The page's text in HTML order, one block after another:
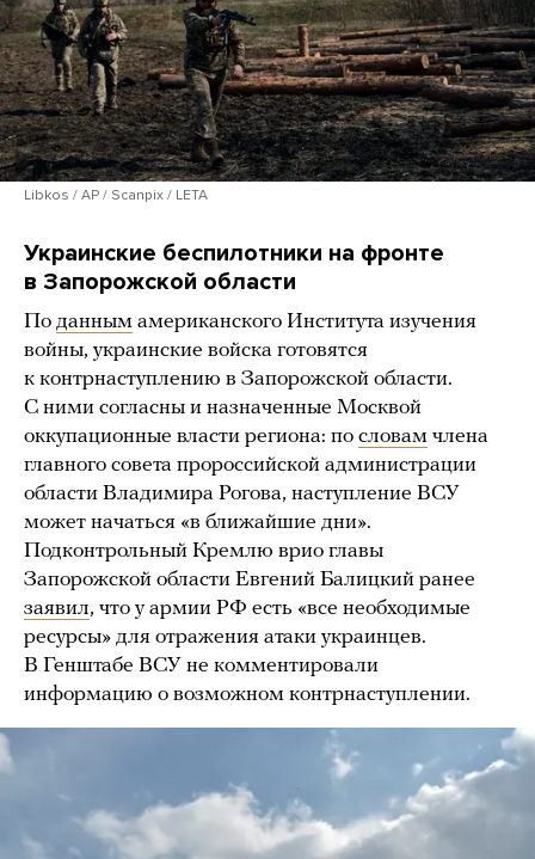
Libkos / AP / Scanpix / LETA
Украинские беспилотники на фронте
в Запорожской области
По данным американского Института изучения
войны, украинские войска готовятся
к контрнаступлению в Запорожской области.
С ними согласны и назначенные Москвой
оккупационные власти региона: по словам члена
главного совета пророссийской администрации
области Владимира Рогова, наступление ВСУ
может начаться «в ближайшие дни».
Подконтрольный Кремлю врио главы
Запорожской области Евгений Балицкий ранее
заявил, что у армии РФ есть «все необходимые
ресурсы» для отражения атаки украинцев.
В Генштабе ВСУ не комментировали
информацию о возможном контрнаступлении.